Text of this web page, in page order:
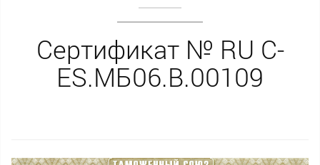
Сертификат № RU С-
ES.МБ06.B.00109